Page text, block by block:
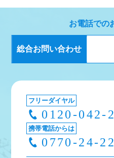
シ
ョ
お電話での
総合お問い合わせ
フリーダイヤル
0120-042-
携帯電話からは
0770-24-